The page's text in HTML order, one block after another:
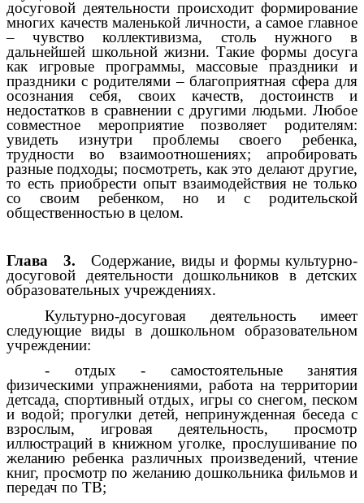
досуговой деятельности происходит формирование
многих качеств маленькой личности, а самое главное
– чувство коллективизма, столь нужного в
дальнейшей школьной жизни. Такие формы досуга
как игровые программы, массовые праздники и
праздники с родителями – благоприятная сфера для
осознания себя, своих качеств, достоинств и
недостатков в сравнении с другими людьми. Любое
совместное мероприятие позволяет родителям:
увидеть изнутри проблемы своего ребенка,
трудности во взаимоотношениях; апробировать
разные подходы; посмотреть, как это делают другие,
то есть приобрести опыт взаимодействия не только
со своим ребенком, но и с родительской
общественностью в целом.
Глава 3. Содержание, виды и формы культурно-
досуговой деятельности дошкольников в детских
образовательных учреждениях.
Культурно-досуговая деятельность имеет
следующие виды в дошкольном образовательном
учреждении:
- отдых - самостоятельные занятия
физическими упражнениями, работа на территории
детсада, спортивный отдых, игры со снегом, песком
и водой; прогулки детей, непринужденная беседа с
взрослым, игровая деятельность, просмотр
иллюстраций в книжном уголке, прослушивание по
желанию ребенка различных произведений, чтение
книг, просмотр по желанию дошкольника фильмов и
передач по ТВ;